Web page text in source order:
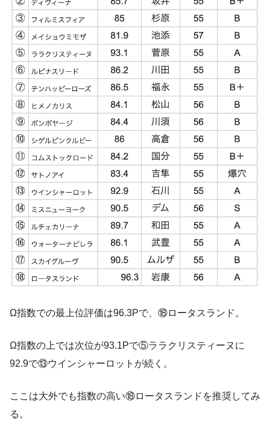
Ω指数での最上位評価は96.3Pで、⑱ロータスランド。
Ω指数の上では次位が93.1Pで⑤ララクリスティーヌに
92.9で⑬ウインシャーロットが続く。
ここは大外でも指数の高い⑱ロータスランドを推奨してみ
る。